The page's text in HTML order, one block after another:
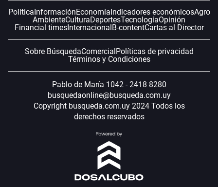
PolíticaInformaciónEconomíaIndicadores económicosAgro
AmbienteCulturaDeportesTecnologíaOpinión
Financial timesInternacionalB-contentCartas al Director
Sobre BúsquedaComercialPolíticas de privacidad
Términos y Condiciones
Pablo de María 1042 - 2418 8280
busquedaonline@busqueda.com.uy
Copyright busqueda.com.uy 2024 Todos los
derechos reservados